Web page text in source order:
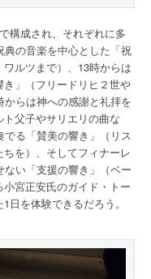
構成され、それぞれに多
の音楽を中心とした「祝
ルツまで）、13時からは
」（フリードリヒ２世や
らは神への感謝と礼拝を
父子やサリエリの曲な
る「賛美の響き」（リス
を）、そしてフィナーレ
い「支援の響き」（ベー
宮正安氏のガイド・トー
日を体験できるだろう。